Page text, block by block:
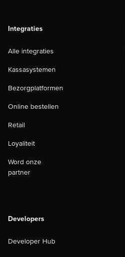
Integraties
Alle integraties
Kassasystemen
Bezorgplatformen
Online bestellen
Retail
Loyaliteit
Word onze
partner
Developers
Developer Hub